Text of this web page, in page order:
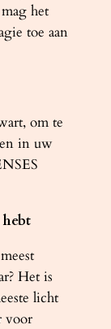
het
toe aan
om te
in uw
Het is
licht
voor